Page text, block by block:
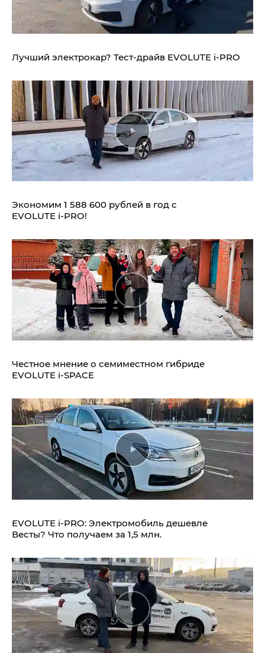
Лучший электрокар? Тест-драйв EVOLUTE i‑PRO
Экономим 1 588 600 рублей в год с
EVOLUTE i‑PRO!
Честное мнение о семиместном гибриде
EVOLUTE i‑SPACE
EVOLUTE i‑PRO: Электромобиль дешевле
Весты? Что получаем за 1,5 млн.